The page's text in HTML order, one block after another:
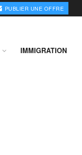
PUBLIER UNE OFFRE
IMMIGRATION